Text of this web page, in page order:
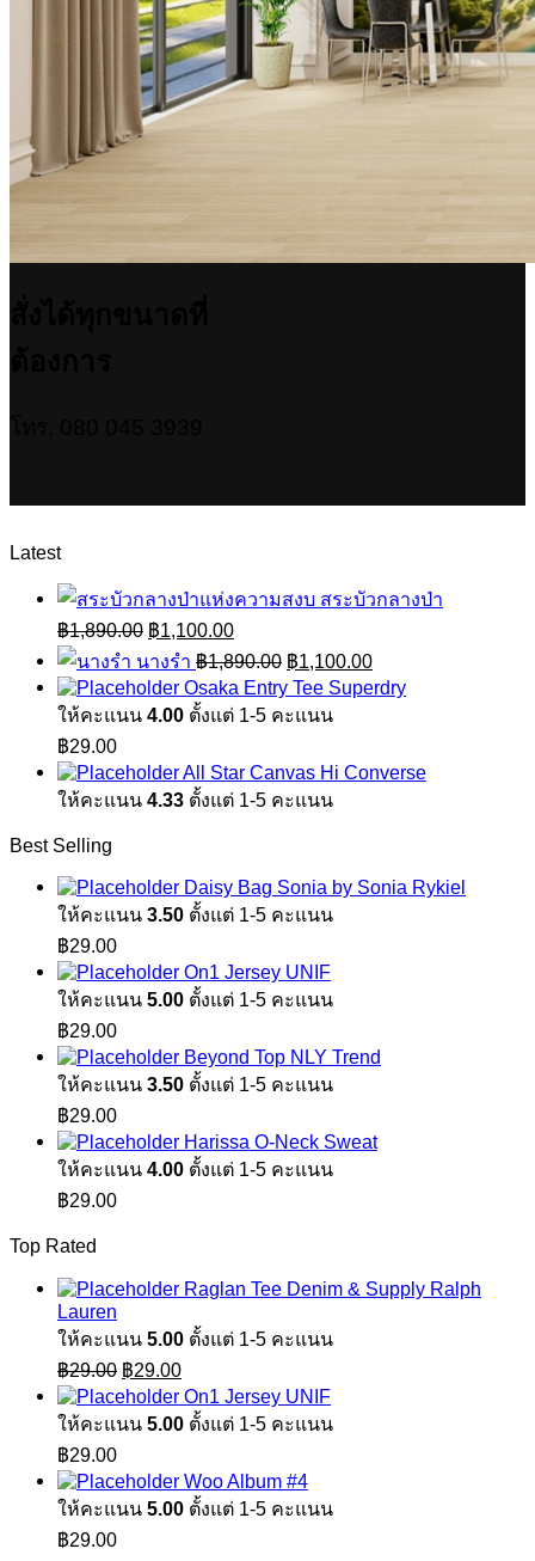
Latest
สระบัวกลางป่า
฿1,890.00 Original
price
was:
฿1,890.00.
฿1,100.00Current
price
is:
฿1,100.00.
นางรำ ฿1,890.00 Original
price
was:
฿1,890.00.
฿1,100.00Current
price
is:
Osaka Entry Tee Superdry
ให้คะแนน 4.00 ตั้งแต่ 1-5 คะแนน
฿29.00
All Star Canvas Hi Converse
ให้คะแนน 4.33 ตั้งแต่ 1-5 คะแนน
Best Selling
Daisy Bag Sonia by Sonia Rykiel
ให้คะแนน 3.50 ตั้งแต่ 1-5 คะแนน
฿29.00
On1 Jersey UNIF
ให้คะแนน 5.00 ตั้งแต่ 1-5 คะแนน
฿29.00
Beyond Top NLY Trend
ให้คะแนน 3.50 ตั้งแต่ 1-5 คะแนน
฿29.00
Harissa O-Neck Sweat
ให้คะแนน 4.00 ตั้งแต่ 1-5 คะแนน
฿29.00
Top Rated
Raglan Tee Denim & Supply Ralph
Lauren
ให้คะแนน 5.00 ตั้งแต่ 1-5 คะแนน
฿29.00 Original
price
was:
฿29.00.
฿29.00Current
price
is:
฿29.00.
On1 Jersey UNIF
ให้คะแนน 5.00 ตั้งแต่ 1-5 คะแนน
฿29.00
Woo Album #4
ให้คะแนน 5.00 ตั้งแต่ 1-5 คะแนน
฿29.00